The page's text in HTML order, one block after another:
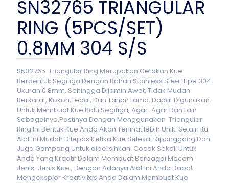
SN32765 TRIANGULAR
RING (5PCS/SET)
0.8MM 304 S/S
SN32765 Triangular Ring Merupakan Cetakan Kue
Berbentuk Segitiga Dengan Bahan Stainless Steel Tipe 304
Ukuran 0.8mm, Sehingga Dijamin Awet, Tidak Mudah
Berkarat, Kokoh,Tebal, Dan Tahan Lama. Dapat Digunakan
Untuk Membuat Kue Bolu Segitiga, Agar-Agar Dan Lain
Sebagainya,Pastinya Dengan Menggunakan Triangular
Ring Ini Bentuk Kue Anda Akan Terlihat lebih Unik. Selain Itu
Alat Ini Mudah Dilepas Ketika Kue Selesai Dipanggang Dan
Juga Gampang Untuk dibersihkan. Cocok Sekali Untuk
Anda Yang Kreatif Dalam Membuat Berbagai Macam
Jenis-Jenis Kue , Dengan Adanya Alat Ini Anda Dapat
Mengeksplor Kreativitas Anda Dalam Membuat Kue